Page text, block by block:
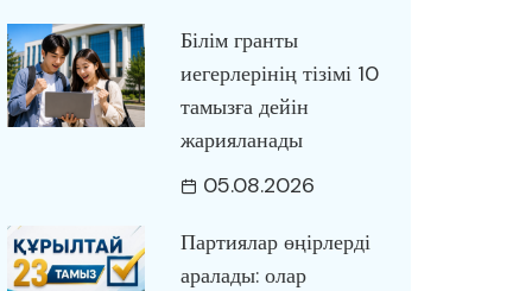
Білім гранты
иегерлерінің тізімі 10
тамызға дейін
жарияланады
05.08.2026
Партиялар өңірлерді
аралады: олар